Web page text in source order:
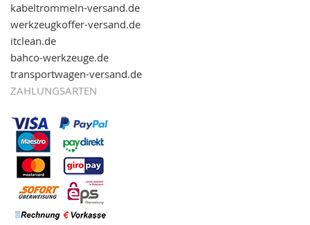
kabeltrommeln-versand.de
werkzeugkoffer-versand.de
itclean.de
bahco-werkzeuge.de
transportwagen-versand.de
ZAHLUNGSARTEN